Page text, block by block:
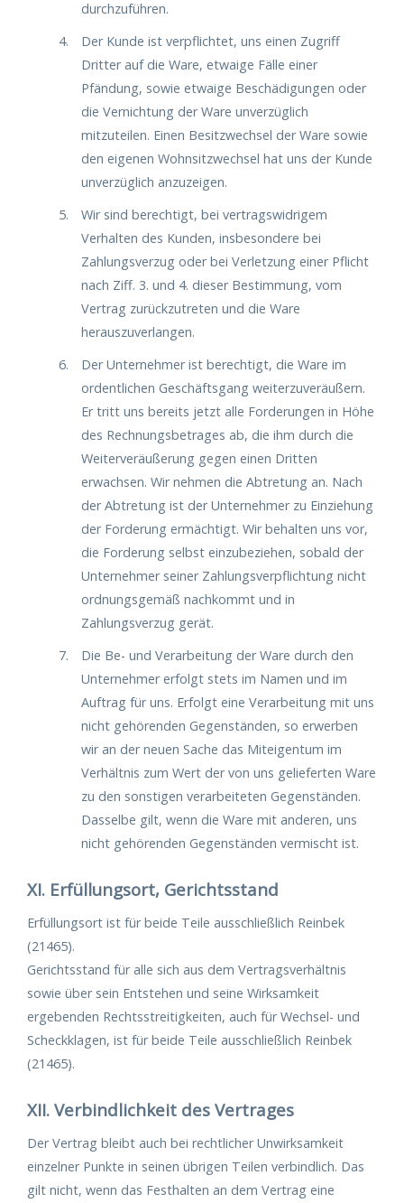
durchzuführen.
Der Kunde ist verpflichtet, uns einen Zugriff
Dritter auf die Ware, etwaige Fälle einer
Pfändung, sowie etwaige Beschädigungen oder
die Vernichtung der Ware unverzüglich
mitzuteilen. Einen Besitzwechsel der Ware sowie
den eigenen Wohnsitzwechsel hat uns der Kunde
unverzüglich anzuzeigen.
Wir sind berechtigt, bei vertragswidrigem
Verhalten des Kunden, insbesondere bei
Zahlungsverzug oder bei Verletzung einer Pflicht
nach Ziff. 3. und 4. dieser Bestimmung, vom
Vertrag zurückzutreten und die Ware
herauszuverlangen.
Der Unternehmer ist berechtigt, die Ware im
ordentlichen Geschäftsgang weiterzuveräußern.
Er tritt uns bereits jetzt alle Forderungen in Höhe
des Rechnungsbetrages ab, die ihm durch die
Weiterveräußerung gegen einen Dritten
erwachsen. Wir nehmen die Abtretung an. Nach
der Abtretung ist der Unternehmer zu Einziehung
der Forderung ermächtigt. Wir behalten uns vor,
die Forderung selbst einzubeziehen, sobald der
Unternehmer seiner Zahlungsverpflichtung nicht
ordnungsgemäß nachkommt und in
Zahlungsverzug gerät.
Die Be- und Verarbeitung der Ware durch den
Unternehmer erfolgt stets im Namen und im
Auftrag für uns. Erfolgt eine Verarbeitung mit uns
nicht gehörenden Gegenständen, so erwerben
wir an der neuen Sache das Miteigentum im
Verhältnis zum Wert der von uns gelieferten Ware
zu den sonstigen verarbeiteten Gegenständen.
Dasselbe gilt, wenn die Ware mit anderen, uns
nicht gehörenden Gegenständen vermischt ist.
XI. Erfüllungsort, Gerichtsstand
Erfüllungsort ist für beide Teile ausschließlich Reinbek
(21465).
Gerichtsstand für alle sich aus dem Vertragsverhältnis
sowie über sein Entstehen und seine Wirksamkeit
ergebenden Rechtsstreitigkeiten, auch für Wechsel- und
Scheckklagen, ist für beide Teile ausschließlich Reinbek
(21465).
XII. Verbindlichkeit des Vertrages
Der Vertrag bleibt auch bei rechtlicher Unwirksamkeit
einzelner Punkte in seinen übrigen Teilen verbindlich. Das
gilt nicht, wenn das Festhalten an dem Vertrag eine